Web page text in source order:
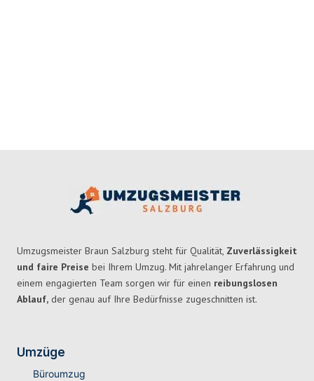
Umzugsmeister Braun Salzburg steht für Qualität, Zuverlässigkeit
und faire Preise bei Ihrem Umzug. Mit jahrelanger Erfahrung und
einem engagierten Team sorgen wir für einen reibungslosen
Ablauf, der genau auf Ihre Bedürfnisse zugeschnitten ist.
Umzüge
Büroumzug